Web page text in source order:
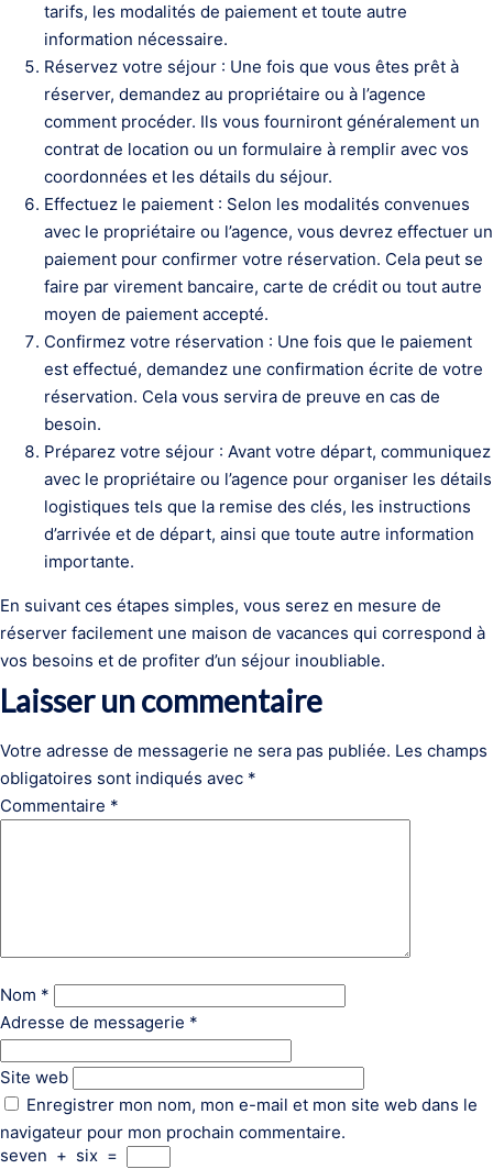
tarifs, les modalités de paiement et toute autre
information nécessaire.
Réservez votre séjour : Une fois que vous êtes prêt à
réserver, demandez au propriétaire ou à l’agence
comment procéder. Ils vous fourniront généralement un
contrat de location ou un formulaire à remplir avec vos
coordonnées et les détails du séjour.
Effectuez le paiement : Selon les modalités convenues
avec le propriétaire ou l’agence, vous devrez effectuer un
paiement pour confirmer votre réservation. Cela peut se
faire par virement bancaire, carte de crédit ou tout autre
moyen de paiement accepté.
Confirmez votre réservation : Une fois que le paiement
est effectué, demandez une confirmation écrite de votre
réservation. Cela vous servira de preuve en cas de
besoin.
Préparez votre séjour : Avant votre départ, communiquez
avec le propriétaire ou l’agence pour organiser les détails
logistiques tels que la remise des clés, les instructions
d’arrivée et de départ, ainsi que toute autre information
importante.
En suivant ces étapes simples, vous serez en mesure de
réserver facilement une maison de vacances qui correspond à
vos besoins et de profiter d’un séjour inoubliable.
Laisser un commentaire
Votre adresse de messagerie ne sera pas publiée. Les champs
obligatoires sont indiqués avec *
Commentaire *
Nom *
Adresse de messagerie *
Site web
Enregistrer mon nom, mon e-mail et mon site web dans le
navigateur pour mon prochain commentaire.
seven + six =